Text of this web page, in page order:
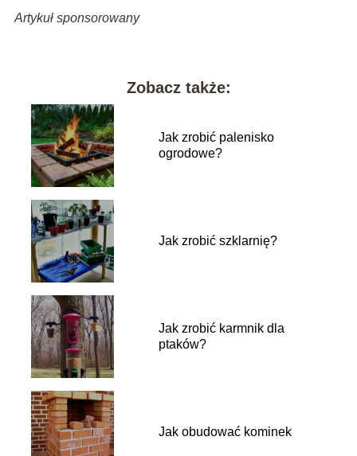
Artykuł sponsorowany
Zobacz także:
Jak zrobić palenisko
ogrodowe?
Jak zrobić szklarnię?
Jak zrobić karmnik dla
ptaków?
Jak obudować kominek